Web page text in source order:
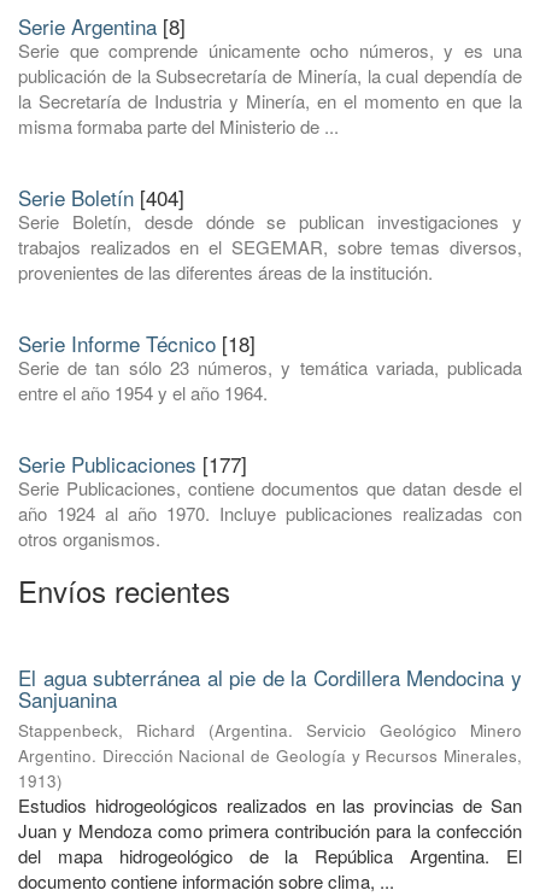
Serie Argentina [8]
Serie que comprende únicamente ocho números, y es una
publicación de la Subsecretaría de Minería, la cual dependía de
la Secretaría de Industria y Minería, en el momento en que la
misma formaba parte del Ministerio de ...
Serie Boletín [404]
Serie Boletín, desde dónde se publican investigaciones y
trabajos realizados en el SEGEMAR, sobre temas diversos,
provenientes de las diferentes áreas de la institución.
Serie Informe Técnico [18]
Serie de tan sólo 23 números, y temática variada, publicada
entre el año 1954 y el año 1964.
Serie Publicaciones [177]
Serie Publicaciones, contiene documentos que datan desde el
año 1924 al año 1970. Incluye publicaciones realizadas con
otros organismos.
Envíos recientes
El agua subterránea al pie de la Cordillera Mendocina y
Sanjuanina
Stappenbeck, Richard (Argentina. Servicio Geológico Minero
Argentino. Dirección Nacional de Geología y Recursos Minerales,
1913)
Estudios hidrogeológicos realizados en las provincias de San
Juan y Mendoza como primera contribución para la confección
del mapa hidrogeológico de la República Argentina. El
documento contiene información sobre clima, ...